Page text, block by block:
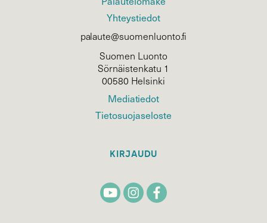
Yhteystiedot
palaute@suomenluonto.fi
Suomen Luonto
Sörnäistenkatu 1
00580 Helsinki
Mediatiedot
Tietosuojaseloste
KIRJAUDU